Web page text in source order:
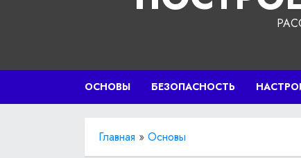
ОСНОВЫ БЕЗОПАСНОСТЬ
Главная » Основы